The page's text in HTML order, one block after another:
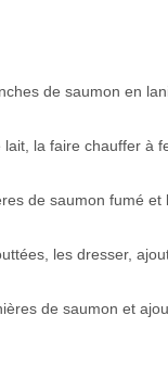
de saumon en
la faire chauffer à
de saumon fumé et
les dresser,
de saumon et